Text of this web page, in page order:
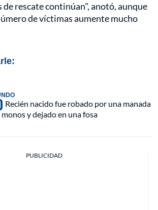
de rescate continúan", anotó, aunque
de víctimas aumente mucho
Recién nacido fue robado por una manada
monos y dejado en una fosa
PUBLICIDAD